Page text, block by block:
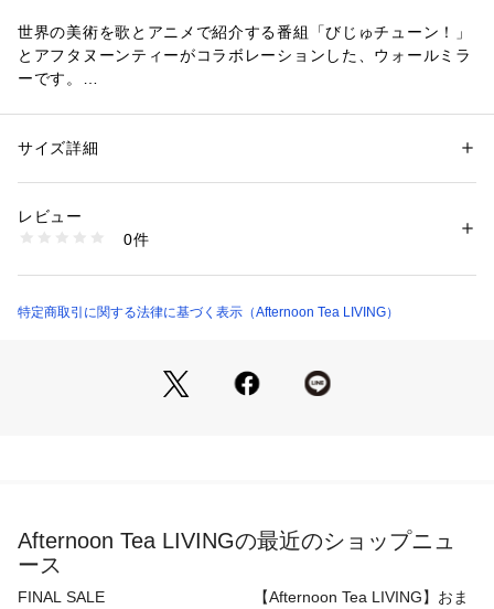
世界の美術を歌とアニメで紹介する番組「びじゅチューン！」
とアフタヌーンティーがコラボレーションした、ウォールミラ
ーです。
のり残りのしにくい裏面の粘着シールで、ペタっと簡単に貼り
れにも対応しており、浴室の壁など水回りにも使えます。落下
しても割れにくいアクリル製なのも魅力。アート好きの方や、
再使用はできませんので、予めご了承ください。
壁紙の状態や種類によっては貼れない場合や貼り付きが悪くな
性別：レディース
グッズ
透明フィルム：PET
生産国：中国製
JN08-25304538 （ショップ）
サイズ詳細
レビュー
0件
特定商取引に関する法律に基づく表示（Afternoon Tea LIVING）
Afternoon Tea LIVINGの最近のショップニュ
ース
FINAL SALE
【Afternoon Tea LIVING】おま